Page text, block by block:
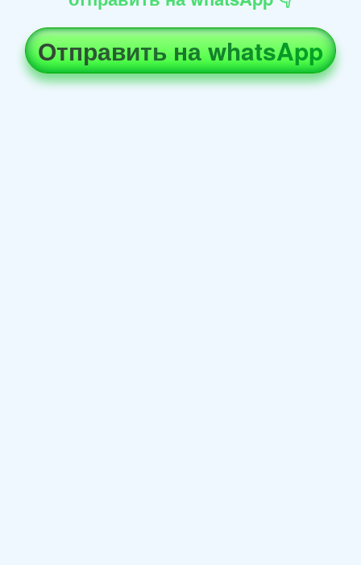
Отправить на whatsApp